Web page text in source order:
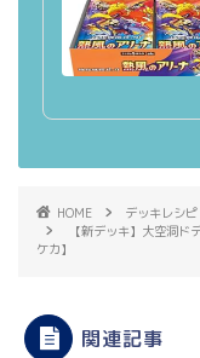
HOME
デッキレシピ
【新デッキ】大空洞
ケカ】
関連記事